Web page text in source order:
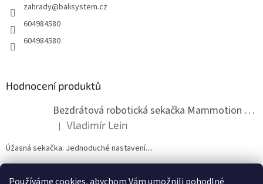
zahrady@balisystem.cz
604984580
604984580
Hodnocení produktů
Bezdrátová robotická sekačka Mammotion LUBA mini 2 1500
Hodnocení produktu je 5 z 5 hvězdiček.
| Vladimír Lein
Úžasná sekačka. Jednoduché nastavení....